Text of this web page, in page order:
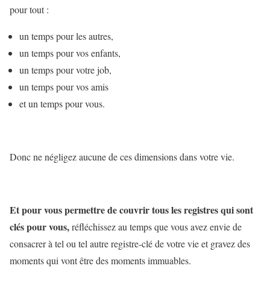
pour tout :
un temps pour les autres,
un temps pour vos enfants,
un temps pour votre job,
un temps pour vos amis
et un temps pour vous.
Donc ne négligez aucune de ces dimensions dans votre vie.
Et pour vous permettre de couvrir tous les registres qui sont
clés pour vous,réfléchissez au temps que vous avez envie de
consacrer à tel ou tel autre registre-clé de votre vie et gravez des
moments qui vont être des moments immuables.